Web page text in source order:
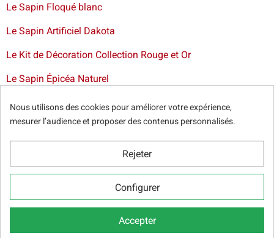
Le Sapin Floqué blanc
Le Sapin Artificiel Dakota
Le Kit de Décoration Collection Rouge et Or
Le Sapin Épicéa Naturel
Livraison de sapin à Bruxelles-Livraison de sapins de Noël
artificiels et décorations dans toute la France
© Sapins.be 2025 -Conditions générales-Politique de
Cookie Relevé-
Nous utilisons des cookies pour améliorer votre expérience,
mesurer l’audience et proposer des contenus personnalisés.
Rejeter
Configurer
Accepter